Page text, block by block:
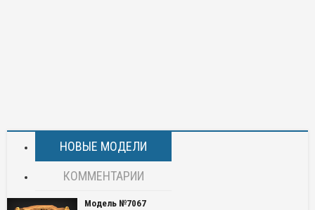
НОВЫЕ МОДЕЛИ
КОММЕНТАРИИ
Модель №7067